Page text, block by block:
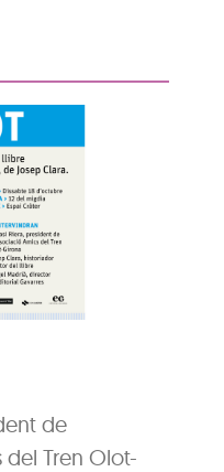
de
del Tren Olot-